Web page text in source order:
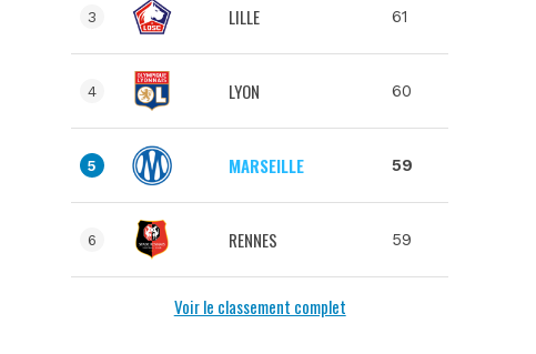
3 LILLE 61
4 LYON 60
5 MARSEILLE 59
6 RENNES 59
Voir le classement complet